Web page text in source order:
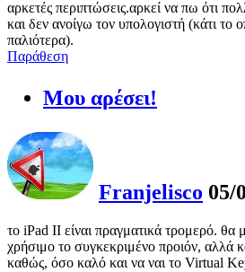
αρκετές περιπτώσεις.αρκεί να πω ότι
και δεν ανοίγω τον υπολογιστή (κάτι το
παλιότερα).
Παράθεση
Μου αρέσει!
Franjelisco 05/
το iPad II είναι πραγματικά τρομερό. θα
χρήσιμο το συγκεκριμένο προιόν, αλλά
καθώς, όσο καλό και να ναι το Virtual